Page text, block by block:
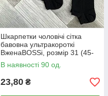
Шкарпетки чоловічі сітка
бавовна ультракороткі
ВженаBOSSi, розмір 31 (45-
46), чорні, 12112
В наявності 90 од.
23,80 ₴